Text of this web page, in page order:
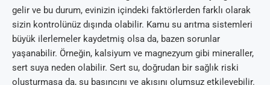
gelir ve bu durum, evinizin içindeki faktörlerden farklı olarak
sizin kontrolünüz dışında olabilir. Kamu su arıtma sistemleri
büyük ilerlemeler kaydetmiş olsa da, bazen sorunlar
yaşanabilir. Örneğin, kalsiyum ve magnezyum gibi mineraller,
sert suya neden olabilir. Sert su, doğrudan bir sağlık riski
oluşturmasa da, su basıncını ve akışını olumsuz etkileyebilir.